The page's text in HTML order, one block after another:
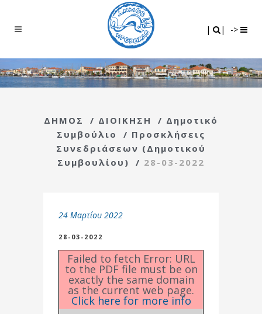
| | ->
ΔΗΜΟΣ / ΔΙΟΙΚΗΣΗ / Δημοτικό
Συμβούλιο
/ Προσκλήσεις
Συνεδριάσεων (Δημοτικού
Συμβουλίου)
/ 28-03-2022
24 Μαρτίου 2022
28-03-2022
Failed to fetch Error: URL
to the PDF file must be on
exactly the same domain
as the current web page.
Click here for more info